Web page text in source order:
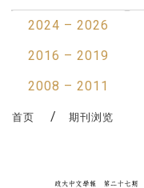
2024 – 2026
2016 – 2019
2008 – 2011
首页 期刊浏览